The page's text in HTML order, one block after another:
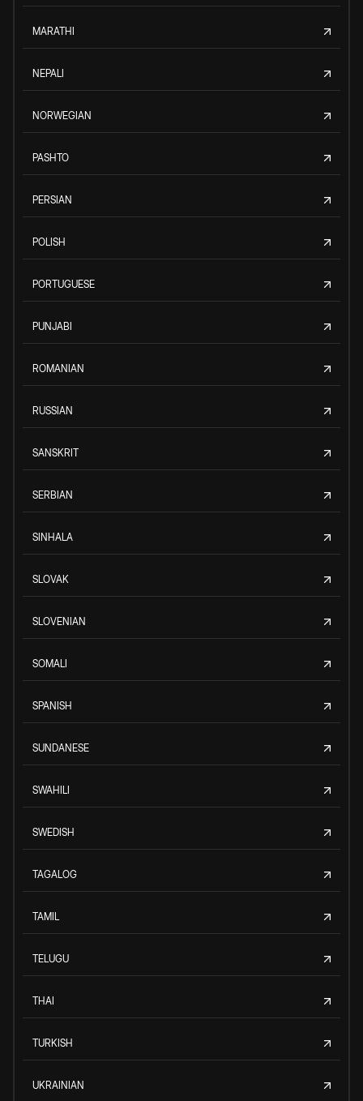
MARATHI
NEPALI
NORWEGIAN
PASHTO
PERSIAN
POLISH
PORTUGUESE
PUNJABI
ROMANIAN
RUSSIAN
SANSKRIT
SERBIAN
SINHALA
SLOVAK
SLOVENIAN
SOMALI
SPANISH
SUNDANESE
SWAHILI
SWEDISH
TAGALOG
TAMIL
TELUGU
THAI
TURKISH
UKRAINIAN